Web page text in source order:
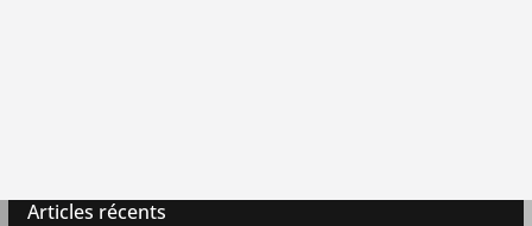
Articles récents